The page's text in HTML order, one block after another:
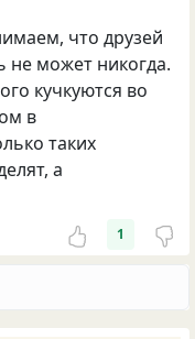
что друзей
не может никогда.
кучкуются во
в
таких
а
1